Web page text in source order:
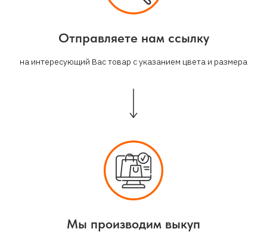
Отправляете нам ссылку
на интересующий Вас товар с указанием цвета и размера
Мы производим выкуп